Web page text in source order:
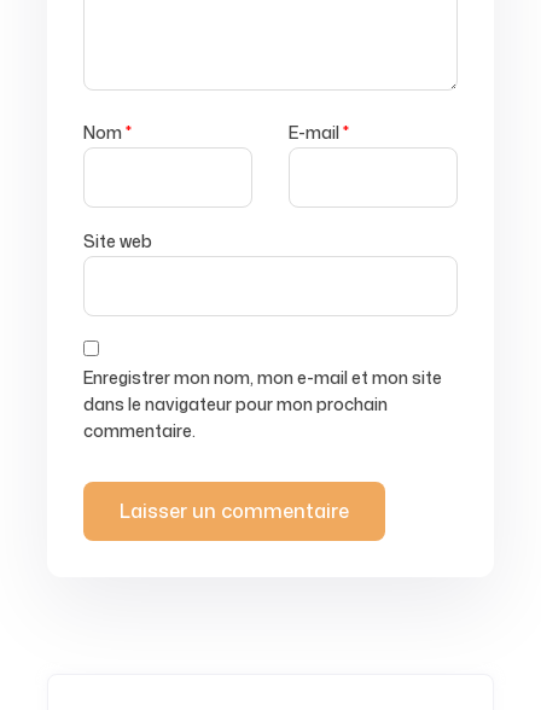
Nom* E-mail*
Site web
Enregistrer mon nom, mon e-mail et mon site
dans le navigateur pour mon prochain
commentaire.